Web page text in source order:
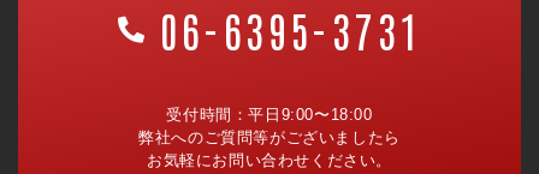
06-6395-3731
受付時間：平日9:00〜18:00
弊社へのご質問等がございましたら
お気軽にお問い合わせください。